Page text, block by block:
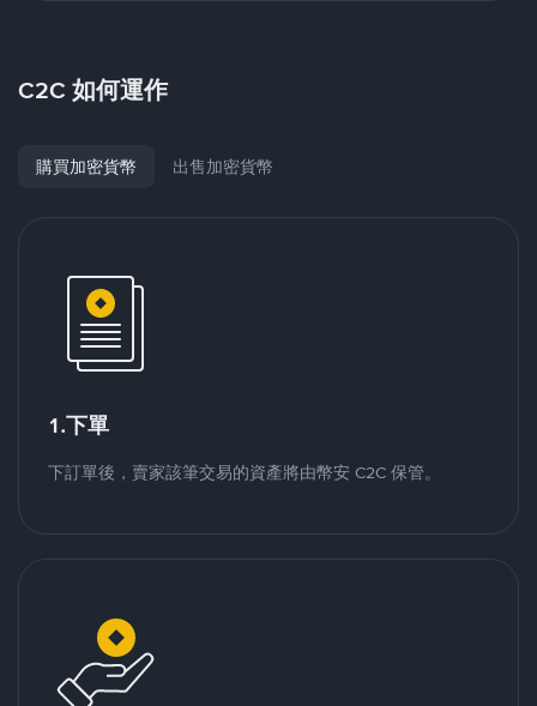
C2C 如何運作
購買加密貨幣 出售加密貨幣
1.下單
下訂單後，賣家該筆交易的資產將由幣安 C2C 保管。